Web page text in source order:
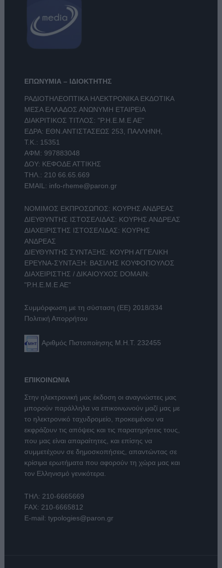
ΕΠΩΝΥΜΙΑ – ΙΔΙΟΚΤΗΤΗΣ
ΡΑΔΙΟΤΗΛΕΟΠΤΙΚΑ ΗΛΕΚΤΡΟΝΙΚΑ ΕΚΔΟΤΙΚΑ
ΜΕΣΑ ΕΛΛΑΔΟΣ ΑΝΩΝΥΜΗ ΕΤΑΙΡΕΙΑ
ΔΙΑΚΡΙΤΙΚΟΣ ΤΙΤΛΟΣ: "Ρ.Η.Ε.Μ.Ε ΑΕ"
ΕΔΡΑ: ΕΘΝ.ΑΝΤΙΣΤΑΣΕΩΣ 253, ΠΑΛΛΗΝΗ,
Τ.Κ.: 15351
ΑΦΜ: 997883048
ΔΟΥ: ΚΕΦΟΔΕ ΑΤΤΙΚΗΣ
ΤΗΛ.: 210 66.65.669
EMAIL: info-rheme@paron.gr
ΝΟΜΙΜΟΣ ΕΚΠΡΟΣΩΠΟΣ: ΚΟΥΡΗΣ ΑΝΔΡΕΑΣ
ΔΙΕΥΘΥΝΤΗΣ ΙΣΤΟΣΕΛΙΔΑΣ: ΚΟΥΡΗΣ ΑΝΔΡΕΑΣ
ΔΙΑΧΕΙΡΙΣΤΗΣ ΙΣΤΟΣΕΛΙΔΑΣ: ΚΟΥΡΗΣ
ΑΝΔΡΕΑΣ
ΔΙΕΥΘΥΝΤΗΣ ΣΥΝΤΑΞΗΣ: ΚΟΥΡΗ ΑΓΓΕΛΙΚΗ
ΕΡΕΥΝΑ-ΣΥΝΤΑΞΗ: ΒΑΣΙΛΗΣ ΚΟΥΦΟΠΟΥΛΟΣ
ΔΙΑΧΕΙΡΙΣΤΗΣ / ΔΙΚΑΙΟΥΧΟΣ DOMAIN:
"Ρ.Η.Ε.Μ.Ε ΑΕ"
Συμμόρφωση με τη σύσταση (ΕΕ) 2018/334
Πολιτική Απορρήτου
Αριθμός Πιστοποίησης Μ.Η.Τ. 232455
ΕΠΙΚΟΙΝΩΝΙΑ
Στην ηλεκτρονική μας έκδοση οι αναγνώστες μας
μπορούν παράλληλα να επικοινωνούν μαζί μας με
το ηλεκτρονικό ταχυδρομείο, προκειμένου να
εκφράζουν τις απόψεις και τις παρατηρήσεις τους,
που μας είναι απαραίτητες, και επίσης να
συμμετέχουν σε δημοσκοπήσεις, απαντώντας σε
κρίσιμα ερωτήματα που αφορούν τη χώρα μας και
τον Ελληνισμό γενικότερα.
ΤΗΛ: 210-6665669
FAX: 210-6665812
E-mail: typologies@paron.gr